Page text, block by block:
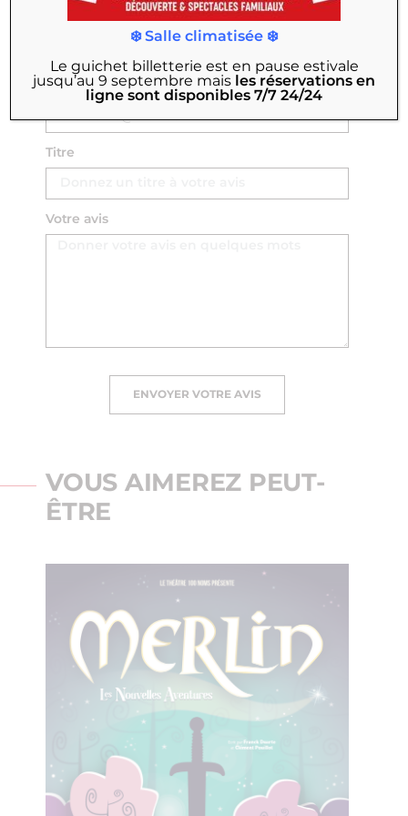
Nom Prénom
Email
Titre
Votre avis
ENVOYER VOTRE AVIS
VOUS AIMEREZ PEUT-
ÊTRE
❄️ Salle climatisée ❄️
Le guichet billetterie est en pause estivale
jusqu’au 9 septembre mais les réservations en
ligne sont disponibles 7/7 24/24